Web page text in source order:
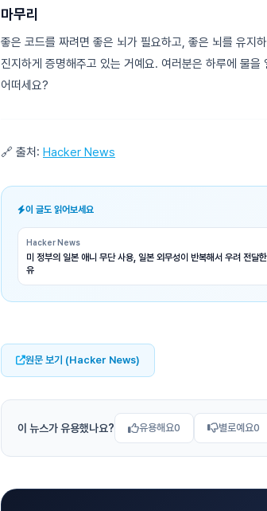
마무리
좋은 코드를 짜려면 좋은 뇌가 필요하고, 좋은 뇌를 유지
진지하게 증명해주고 있는 거예요. 여러분은 하루에 물
어떠세요?
🔗 출처: Hacker News
이 글도 읽어보세요
Hacker News
미 정부의 일본 애니 무단 사용, 일본 외무성이 반복해서 우려 전달
유
원문 보기 (Hacker News)
이 뉴스가 유용했나요? 유용해요0 별로예요0